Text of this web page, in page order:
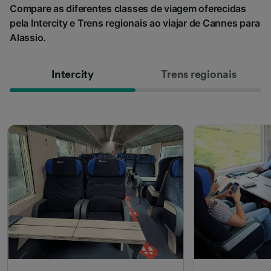
Compare as diferentes classes de viagem oferecidas
pela Intercity e Trens regionais ao viajar de Cannes para
Alassio.
Intercity Trens regionais